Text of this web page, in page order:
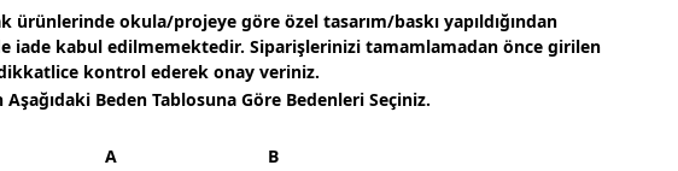
ürünlerinde okula/projeye göre özel tasarım/baskı yapıldığından
iade kabul edilmemektedir. Siparişlerinizi tamamlamadan önce girilen
kontrol ederek onay veriniz.
Beden Tablosuna Göre Bedenleri Seçiniz.
A
B